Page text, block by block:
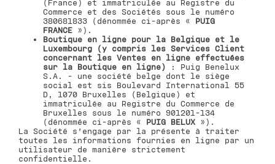
(France) et immatriculée au Registre du
Commerce et des Sociétés sous le numéro
380681833 (dénommée ci-après « PUIG
FRANCE »).
Boutique en ligne pour la Belgique et le
Luxembourg (y compris les Services Client
concernant les Ventes en ligne effectuées
sur la Boutique en ligne) : Puig Benelux
S.A. - une société belge dont le siège
social est sis Boulevard International 55
D, 1070 Bruxelles (Belgique) et
immatriculée au Registre du Commerce de
Bruxelles sous le numéro 901201-134
(dénommée ci-après « PUIG BELUX »).
La Société s’engage par la présente à traiter
toutes les informations fournies en ligne par un
utilisateur de manière strictement
confidentielle.